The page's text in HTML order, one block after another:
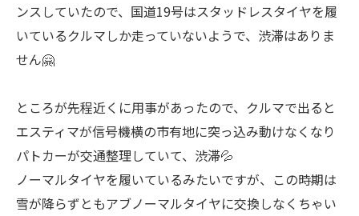
ンスしていたので、国道19号はスタッドレスタイヤを履
いているクルマしか走っていないようで、渋滞はありま
せん🤗
ところが先程近くに用事があったので、クルマで出ると
エスティマが信号機横の市有地に突っ込み動けなくなり
パトカーが交通整理していて、渋滞💦
ノーマルタイヤを履いているみたいですが、この時期は
雪が降らずともアブノーマルタイヤに交換しなくちゃい